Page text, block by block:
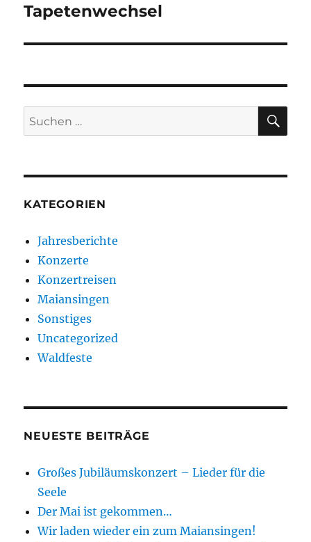
Beitrag:
Tapetenwechsel
Suchen
nach:
KATEGORIEN
Jahresberichte
Konzerte
Konzertreisen
Maiansingen
Sonstiges
Uncategorized
Waldfeste
NEUESTE BEITRÄGE
Großes Jubiläumskonzert – Lieder für die
Seele
Der Mai ist gekommen…
Wir laden wieder ein zum Maiansingen!